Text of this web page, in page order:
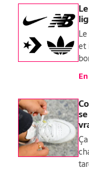
et